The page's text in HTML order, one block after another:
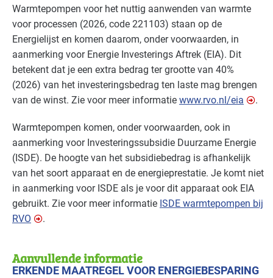
Warmtepompen voor het nuttig aanwenden van warmte
voor processen (2026, code 221103) staan op de
Energielijst en komen daarom, onder voorwaarden, in
aanmerking voor Energie Investerings Aftrek (EIA). Dit
betekent dat je een extra bedrag ter grootte van 40%
(2026) van het investeringsbedrag ten laste mag brengen
van de winst. Zie voor meer informatie www.rvo.nl/eia .
Warmtepompen komen, onder voorwaarden, ook in
aanmerking voor Investeringssubsidie Duurzame Energie
(ISDE). De hoogte van het subsidiebedrag is afhankelijk
van het soort apparaat en de energieprestatie. Je komt niet
in aanmerking voor ISDE als je voor dit apparaat ook EIA
gebruikt. Zie voor meer informatie ISDE warmtepompen bij
RVO
.
Aanvullende informatie
ERKENDE MAATREGEL VOOR ENERGIEBESPARING